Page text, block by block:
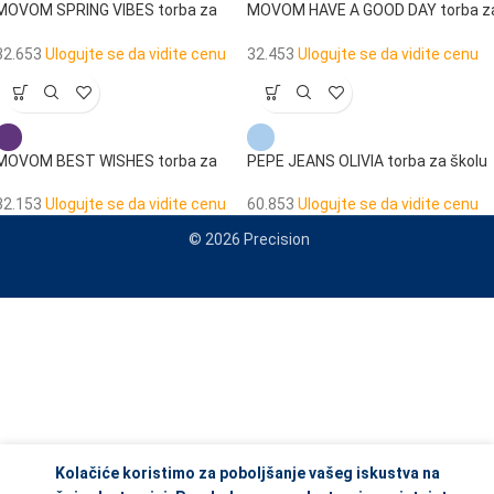
SPRING VIBES torba za
Ulogujte se da vidite cenu
MOVOM HAVE A GOOD DAY torba
32.453 Ulogujte se da vidite cenu
BEST WISHES torba za
Ulogujte se da vidite cenu
PEPE JEANS OLIVIA torba za školu
60.853 Ulogujte se da vidite cenu
© 2026 Precision
Kolačiće koristimo za poboljšanje vašeg iskustva na